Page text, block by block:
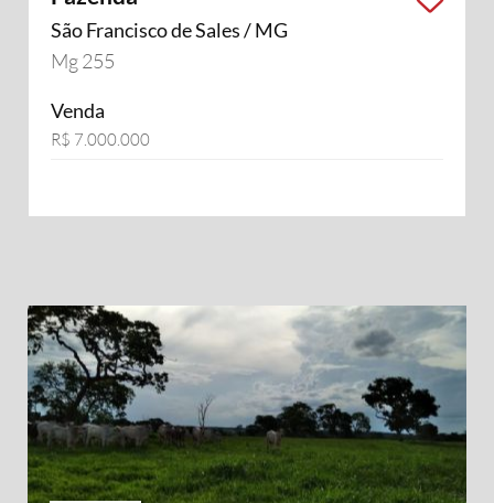
São Francisco de Sales / MG
Mg 255
Venda
R$ 7.000.000